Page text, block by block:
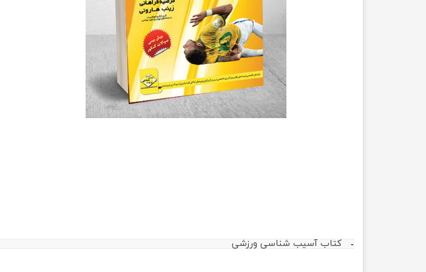
تربیت بدنی
تاریخ
جغرافیا
علوم اجتماعی
علوم سیاسی
کتاب آسیب شناسی ورزشی